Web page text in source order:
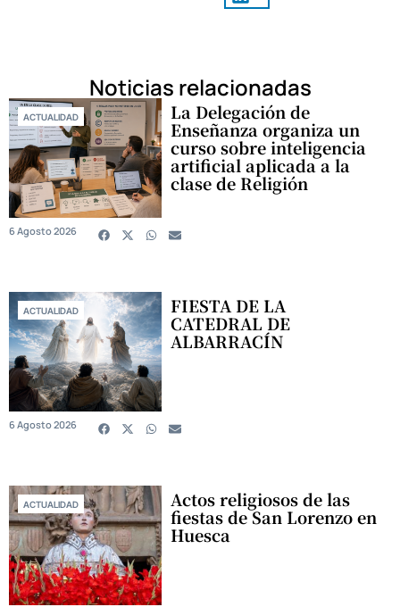
Noticias relacionadas
ACTUALIDAD La Delegación de
Enseñanza organiza un
curso sobre inteligencia
artificial aplicada a la
clase de Religión
6 Agosto 2026
ACTUALIDAD FIESTA DE LA
CATEDRAL DE
ALBARRACÍN
6 Agosto 2026
ACTUALIDAD Actos religiosos de las
fiestas de San Lorenzo en
Huesca